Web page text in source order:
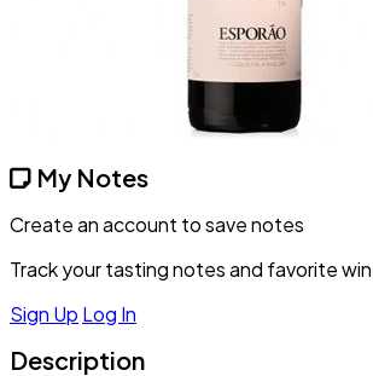
My Notes
Create an account to save notes
Track your tasting notes and favorite
Sign Up Log In
Description